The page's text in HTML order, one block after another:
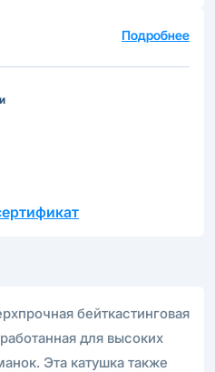
Подробнее
бейткастинговая
для высоких
Эта катушка также